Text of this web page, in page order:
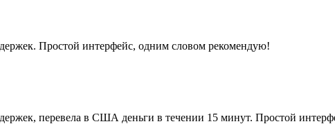
Простой интерфейс, одним словом рекомендую!
перевела в США деньги в течении 15 минут. Простой